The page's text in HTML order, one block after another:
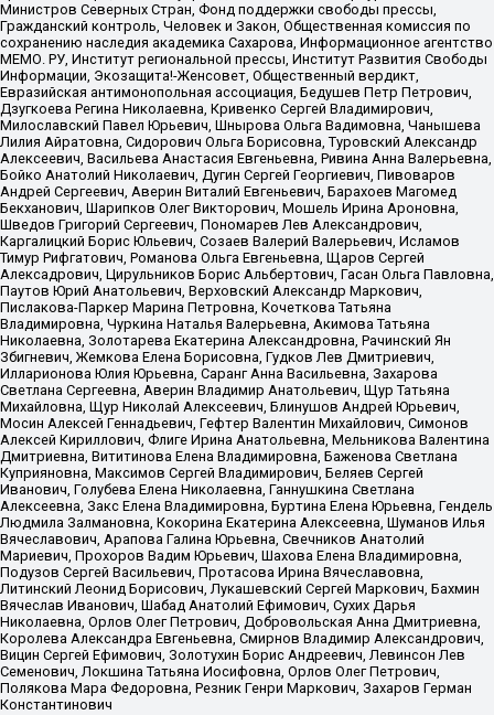
Министров Северных Стран, Фонд поддержки свободы прессы,
Гражданский контроль, Человек и Закон, Общественная комиссия по
сохранению наследия академика Сахарова, Информационное агентство
МЕМО. РУ, Институт региональной прессы, Институт Развития Свободы
Информации, Экозащита!-Женсовет, Общественный вердикт,
Евразийская антимонопольная ассоциация, Бедушев Петр Петрович,
Дзугкоева Регина Николаевна, Кривенко Сергей Владимирович,
Милославский Павел Юрьевич, Шнырова Ольга Вадимовна, Чанышева
Лилия Айратовна, Сидорович Ольга Борисовна, Туровский Александр
Алексеевич, Васильева Анастасия Евгеньевна, Ривина Анна Валерьевна,
Бойко Анатолий Николаевич, Дугин Сергей Георгиевич, Пивоваров
Андрей Сергеевич, Аверин Виталий Евгеньевич, Барахоев Магомед
Бекханович, Шарипков Олег Викторович, Мошель Ирина Ароновна,
Шведов Григорий Сергеевич, Пономарев Лев Александрович,
Каргалицкий Борис Юльевич, Созаев Валерий Валерьевич, Исламов
Тимур Рифгатович, Романова Ольга Евгеньевна, Щаров Сергей
Алексадрович, Цирульников Борис Альбертович, Гасан Ольга Павловна,
Паутов Юрий Анатольевич, Верховский Александр Маркович,
Пислакова-Паркер Марина Петровна, Кочеткова Татьяна
Владимировна, Чуркина Наталья Валерьевна, Акимова Татьяна
Николаевна, Золотарева Екатерина Александровна, Рачинский Ян
Збигневич, Жемкова Елена Борисовна, Гудков Лев Дмитриевич,
Илларионова Юлия Юрьевна, Саранг Анна Васильевна, Захарова
Светлана Сергеевна, Аверин Владимир Анатольевич, Щур Татьяна
Михайловна, Щур Николай Алексеевич, Блинушов Андрей Юрьевич,
Мосин Алексей Геннадьевич, Гефтер Валентин Михайлович, Симонов
Алексей Кириллович, Флиге Ирина Анатольевна, Мельникова Валентина
Дмитриевна, Вититинова Елена Владимировна, Баженова Светлана
Куприяновна, Максимов Сергей Владимирович, Беляев Сергей
Иванович, Голубева Елена Николаевна, Ганнушкина Светлана
Алексеевна, Закс Елена Владимировна, Буртина Елена Юрьевна, Гендель
Людмила Залмановна, Кокорина Екатерина Алексеевна, Шуманов Илья
Вячеславович, Арапова Галина Юрьевна, Свечников Анатолий
Мариевич, Прохоров Вадим Юрьевич, Шахова Елена Владимировна,
Подузов Сергей Васильевич, Протасова Ирина Вячеславовна,
Литинский Леонид Борисович, Лукашевский Сергей Маркович, Бахмин
Вячеслав Иванович, Шабад Анатолий Ефимович, Сухих Дарья
Николаевна, Орлов Олег Петрович, Добровольская Анна Дмитриевна,
Королева Александра Евгеньевна, Смирнов Владимир Александрович,
Вицин Сергей Ефимович, Золотухин Борис Андреевич, Левинсон Лев
Семенович, Локшина Татьяна Иосифовна, Орлов Олег Петрович,
Полякова Мара Федоровна, Резник Генри Маркович, Захаров Герман
Константинович